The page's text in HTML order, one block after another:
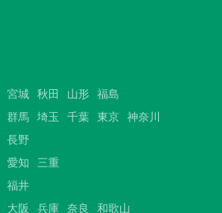
宮城 秋田 山形 福島
群馬 埼玉 千葉 東京 神奈川
長野
愛知
三重
福井
大阪 兵庫 奈良 和歌山